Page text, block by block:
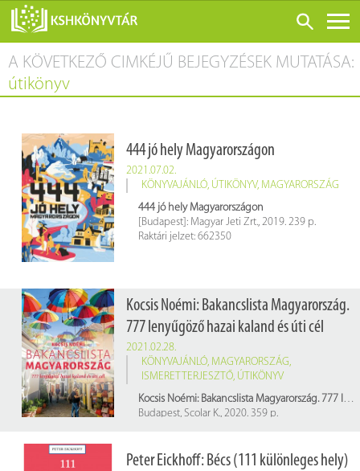
ONLINE KATALÓGUS
RÓLUNK
SZOLGÁLTATÁSOK
KONFERENCIÁK
ADATBÁZISOK
BLOG
A KÖVETKEZŐ CIMKÉJŰ BEJEGYZÉSEK MUTATÁSA:
útikönyv
444 jó hely Magyarországon
2021.07.02.
KÖNYVAJÁNLÓ, ÚTIKÖNYV, MAGYARORSZÁG
444 jó hely Magyarországon
[Budapest]: Magyar Jeti Zrt., 2019. 239 p.
Raktári jelzet: 662350
Kocsis Noémi: Bakancslista Magyarország.
777 lenyűgöző hazai kaland és úti cél
2021.02.28.
KÖNYVAJÁNLÓ, MAGYARORSZÁG,
ISMERETTERJESZTŐ, ÚTIKÖNYV
Kocsis Noémi: Bakancslista Magyarország. 777 lenyűgöző hazai kaland és úti cél
Budapest, Scolar K., 2020. 359 p.
Peter Eickhoff: Bécs (111 különleges hely)